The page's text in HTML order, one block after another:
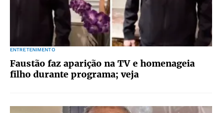
ENTRETENIMENTO
Faustão faz aparição na TV e homenageia
filho durante programa; veja